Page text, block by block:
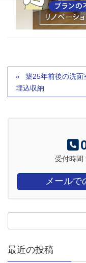
築25年前後の洗
埋込収納
受付時間
メールで
最近の投稿